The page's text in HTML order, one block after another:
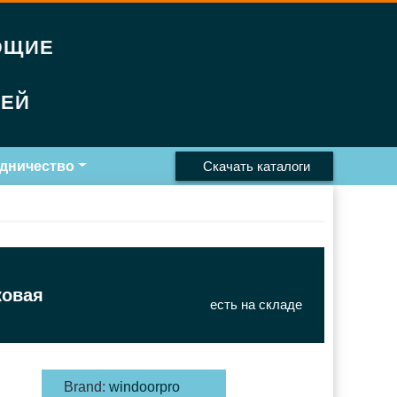
Скачать каталоги
есть на складе
Brand: windoorpro